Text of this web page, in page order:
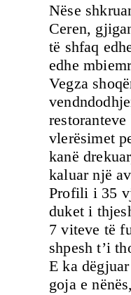
Nëse
Ceren,
të shfaq
edhe
Vegza
restoranteve
vlerësimet
kanë
kaluar një
Profili i 35
duket i
7 viteve të
shpesh t’i
E ka
goja e